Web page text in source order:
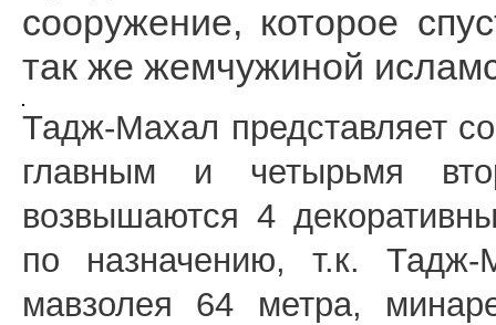
сооружение, которое
так же жемчужиной
Тадж-Махал представляет
главным и четырьмя
возвышаются 4
по назначению, т.к.
мавзолея 64 метра,